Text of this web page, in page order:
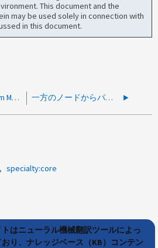
This document and the
may be used solely in connection with
in this document.
OnCommand System ManagerとNetApp HarvestのIOPSの不一致 一方のノードからパートナーノードにディスクが自動的に割り当てられます
specialty:core
はニューラル機械翻訳ツールによっ
り、ナレッジベース（KB）コンテン